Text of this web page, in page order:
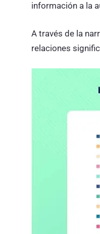
información a la
A través de la
relaciones